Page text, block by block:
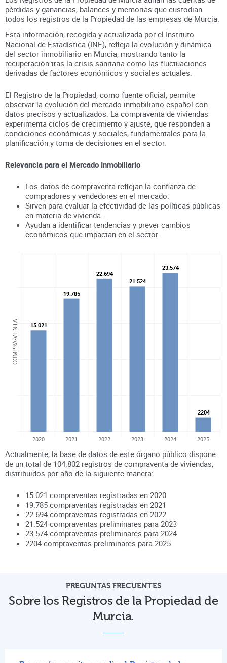
pérdidas y ganancias, balances y memorias que custodian
todos los registros de la Propiedad de las empresas de Murcia
Esta información, recogida y actualizada por el Instituto
Nacional de Estadística (INE), refleja la evolución y dinámica
del sector inmobiliario en Murcia, mostrando tanto la
recuperación tras la crisis sanitaria como las fluctuaciones
derivadas de factores económicos y sociales actuales.
El Registro de la Propiedad, como fuente oficial, permite
observar la evolución del mercado inmobiliario español con
datos precisos y actualizados. La compraventa de viviendas
experimenta ciclos de crecimiento y ajuste, que responden a
condiciones económicas y sociales, fundamentales para la
planificación y toma de decisiones en el sector.
Relevancia para el Mercado Inmobiliario
Los datos de compraventa reflejan la confianza de
compradores y vendedores en el mercado.
Sirven para evaluar la efectividad de las políticas públicas
en materia de vivienda.
Ayudan a identificar tendencias y prever cambios
económicos que impactan en el sector.
COMPRA-VENTA 15.021
15.021
19.785
19.785
22.694
22.694
21.524
21.524
23.574
23.574
2204
2204
2020 2021 2022 2023 2024 2025
Actualmente, la base de datos de este órgano público dispone
de un total de 104.802 registros de compraventa de viviendas,
distribuidos por año de la siguiente manera:
15.021 compraventas registradas en 2020
19.785 compraventas registradas en 2021
22.694 compraventas registradas en 2022
21.524 compraventas preliminares para 2023
23.574 compraventas preliminares para 2024
2204 compraventas preliminares para 2025
PREGUNTAS FRECUENTES
Sobre los Registros de la Propiedad de
Murcia.